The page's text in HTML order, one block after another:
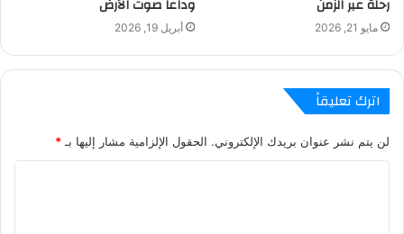
رحلة عبر الزمن
مايو 21, 2026
وداعاً صوت الأرض
أبريل 19, 2026
اترك تعليقاً
لن يتم نشر عنوان بريدك الإلكتروني. الحقول الإلزامية مشار إليها بـ*